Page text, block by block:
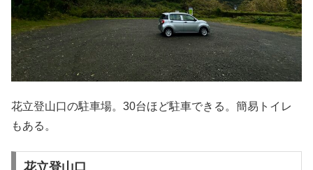
花立登山口の駐車場。30台ほど駐車できる。簡易トイレ
もある。